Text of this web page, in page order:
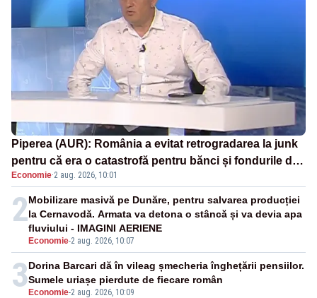
Piperea (AUR): România a evitat retrogradarea la junk
pentru că era o catastrofă pentru bănci și fondurile de
pensii
Economie·2 aug. 2026, 10:01
2
Economie-2 aug. 2026, 10:07
Mobilizare masivă pe Dunăre, pentru salvarea producției
la Cernavodă. Armata va detona o stâncă și va devia apa
fluviului - IMAGINI AERIENE
3Economie-2 aug. 2026, 10:09
Dorina Barcari dă în vileag șmecheria înghețării pensiilor.
Sumele uriașe pierdute de fiecare român